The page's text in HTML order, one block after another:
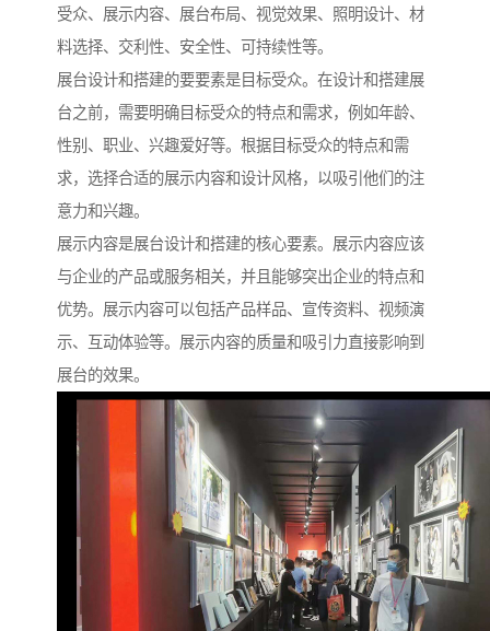
受众、展示内容、展台布局、视觉效果、照明设计、材
料选择、交利性、安全性、可持续性等。
展台设计和搭建的要要素是目标受众。在设计和搭建展
台之前，需要明确目标受众的特点和需求，例如年龄、
性别、职业、兴趣爱好等。根据目标受众的特点和需
求，选择合适的展示内容和设计风格，以吸引他们的注
意力和兴趣。
展示内容是展台设计和搭建的核心要素。展示内容应该
与企业的产品或服务相关，并且能够突出企业的特点和
优势。展示内容可以包括产品样品、宣传资料、视频演
示、互动体验等。展示内容的质量和吸引力直接影响到
展台的效果。